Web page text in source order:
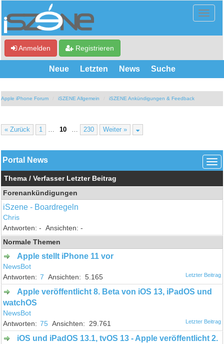
Anmelden Registrieren
Neue Letzten News Suche
Apple iPhone Forum iSZENE Allgemein iSZENE Ankündigungen & Feedback
« Zurück 1 10 230 Weiter »
Portal News
Thema /Verfasser Letzter Beitrag
Forenankündigungen
iSzene - Boardregeln
Chris
-
-
Normale Themen
Apple stellt iPhone 11 vor
NewsBot
7
5.165
Apple veröffentlicht 8. Beta von iOS 13, iPadOS und
watchOS
NewsBot
75
29.761
iOS und iPadOS 13.1, tvOS 13 - Apple veröffentlicht 2.